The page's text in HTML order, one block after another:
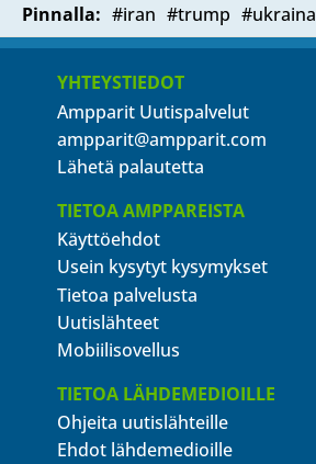
Pinnalla: #iran #trump #ukraina
YHTEYSTIEDOT
Ampparit Uutispalvelut
ampparit@ampparit.com
Lähetä palautetta
TIETOA AMPPAREISTA
Käyttöehdot
Usein kysytyt kysymykset
Tietoa palvelusta
Uutislähteet
Mobiilisovellus
TIETOA LÄHDEMEDIOILLE
Ohjeita uutislähteille
Ehdot lähdemedioille